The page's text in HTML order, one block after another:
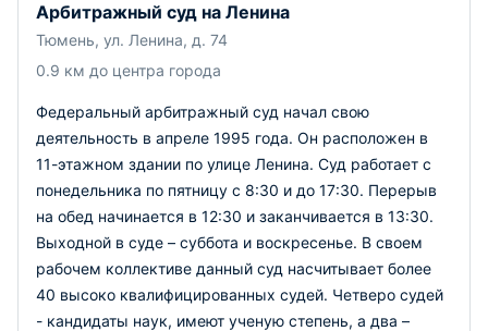
Арбитражный суд на Ленина
Тюмень, ул. Ленина, д. 74
0.9 км до центра города
Федеральный арбитражный суд начал свою
деятельность в апреле 1995 года. Он расположен в
11-этажном здании по улице Ленина. Суд работает с
понедельника по пятницу с 8:30 и до 17:30. Перерыв
на обед начинается в 12:30 и заканчивается в 13:30.
Выходной в суде – суббота и воскресенье. В своем
рабочем коллективе данный суд насчитывает более
40 высоко квалифицированных судей. Четверо судей
- кандидаты наук, имеют ученую степень, а два –